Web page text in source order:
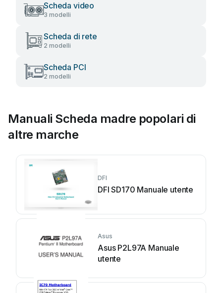
Scheda video
3 modelli
Scheda di rete
2 modelli
Scheda PCI
2 modelli
Manuali Scheda madre popolari di
altre marche
DFI
DFI SD170 Manuale utente
Asus
Asus P2L97A Manuale
utente